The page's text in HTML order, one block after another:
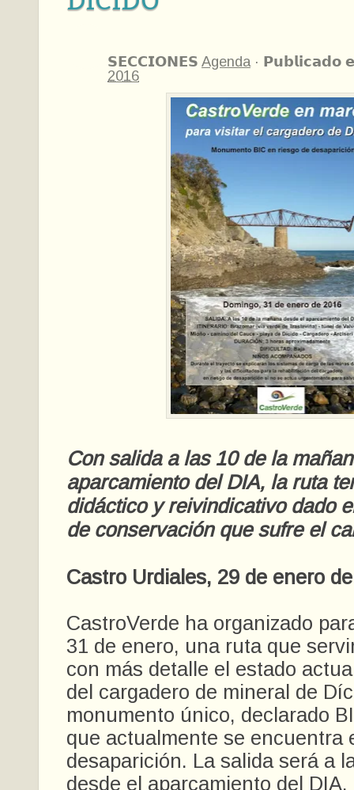
𝗦𝗘𝗖𝗖𝗜𝗢𝗡𝗘𝗦 Agenda · 𝗣𝘂𝗯𝗹𝗶𝗰𝗮𝗱𝗼
2016
Con salida a las 10 de la
aparcamiento del DIA, la ruta
didáctico y reivindicativo dado
de conservación que sufre el
Castro Urdiales, 29 de enero
CastroVerde ha organizado
31 de enero, una ruta que
con más detalle el estado
del cargadero de mineral de
monumento único, declarado
que actualmente se encuentra
desaparición. La salida será a
desde el aparcamiento del